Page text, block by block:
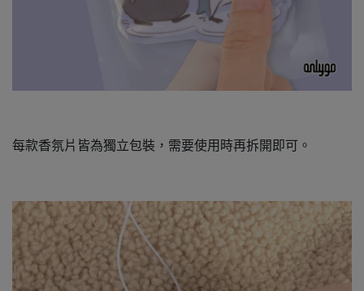
每款香氛片皆為獨立包裝，需要使用時再拆開即可。